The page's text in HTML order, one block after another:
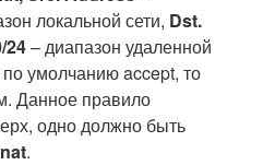
локальной сети, Dst.
24– диапазон удаленной
по умолчанию accept, то
Данное правило
одно должно быть
.